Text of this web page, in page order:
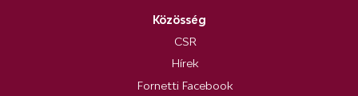
Közösség
CSR
Hírek
Fornetti Facebook